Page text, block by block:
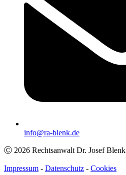
info@ra-blenk.de
Ⓒ 2026 Rechtsanwalt Dr. Josef Blenk
Impressum - Datenschutz - Cookies